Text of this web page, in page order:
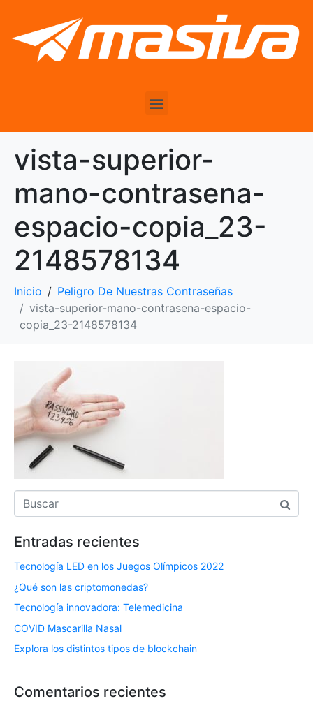
vista-superior-
mano-contrasena-
espacio-copia_23-
2148578134
Inicio
Peligro De Nuestras Contraseñas
vista-superior-mano-contrasena-espacio-
copia_23-2148578134
Entradas recientes
Tecnología LED en los Juegos Olímpicos 2022
¿Qué son las criptomonedas?
Tecnología innovadora: Telemedicina
COVID Mascarilla Nasal
Explora los distintos tipos de blockchain
Comentarios recientes